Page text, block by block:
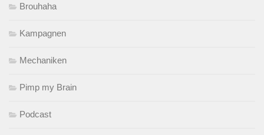
Brouhaha
Kampagnen
Mechaniken
Pimp my Brain
Podcast